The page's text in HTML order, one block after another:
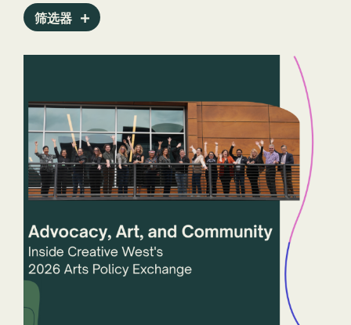
筛选器
政策
报告
职员
州立艺术机构
故事
技术
年